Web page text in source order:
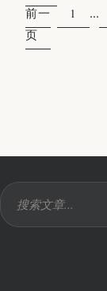
前一
页
1 ...